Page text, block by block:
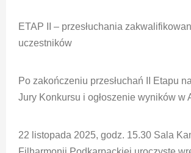
ETAP II – przesłuchania
uczestników
Po zakończeniu przesłuchań II Etapu
Jury Konkursu i ogłoszenie wyników w
22 listopada 2025, godz. 15.30 Sala